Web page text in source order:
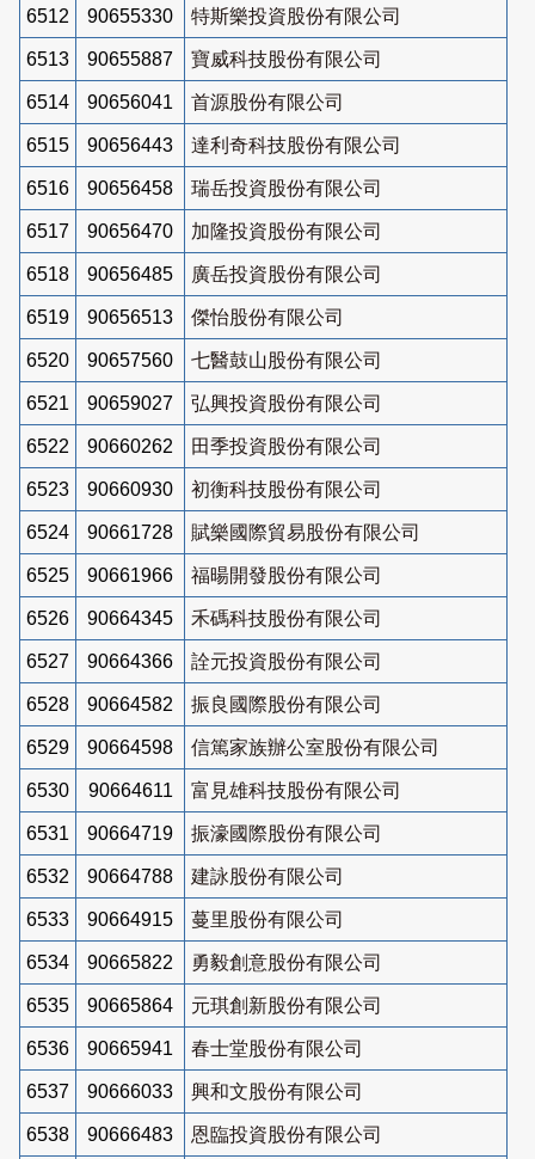
6512 90655330 特斯樂投資股份有限公司
6513 90655887 寶威科技股份有限公司
6514 90656041 首源股份有限公司
6515 90656443 達利奇科技股份有限公司
6516 90656458 瑞岳投資股份有限公司
6517 90656470 加隆投資股份有限公司
6518 90656485 廣岳投資股份有限公司
6519 90656513 傑怡股份有限公司
6520 90657560 七醫鼓山股份有限公司
6521 90659027 弘興投資股份有限公司
6522 90660262 田季投資股份有限公司
6523 90660930 初衡科技股份有限公司
6524 90661728 賦樂國際貿易股份有限公司
6525 90661966 福暘開發股份有限公司
6526 90664345 禾碼科技股份有限公司
6527 90664366 詮元投資股份有限公司
6528 90664582 振良國際股份有限公司
6529 90664598 信篤家族辦公室股份有限公司
6530 90664611 富見雄科技股份有限公司
6531 90664719 振濠國際股份有限公司
6532 90664788 建詠股份有限公司
6533 90664915 蔓里股份有限公司
6534 90665822 勇毅創意股份有限公司
6535 90665864 元琪創新股份有限公司
6536 90665941 春士堂股份有限公司
6537 90666033 興和文股份有限公司
6538 90666483 恩臨投資股份有限公司